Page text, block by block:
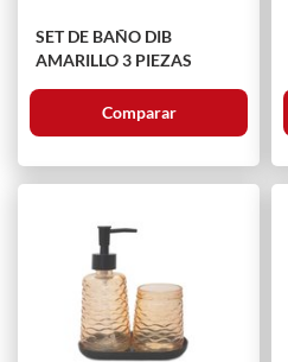
SET DE BAÑO DIB
AMARILLO 3 PIEZAS
Comparar